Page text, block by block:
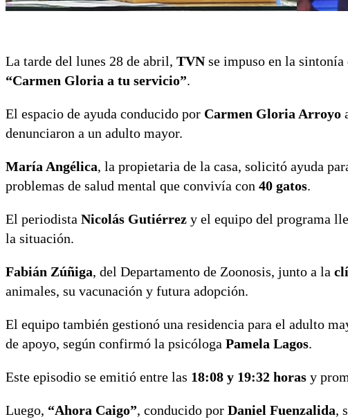
La tarde del lunes 28 de abril, TVNse impuso en la sintonía
“Carmen Gloria a tu servicio”.
El espacio de ayuda conducido por Carmen Gloria Arroyo
denunciaron a un adulto mayor.
María Angélica, la propietaria de la casa, solicitó ayuda
problemas de salud mental que convivía con 40 gatos.
El periodista Nicolás Gutiérrez y el equipo del programa
la situación.
Fabián Zúñiga, del Departamento de Zoonosis, junto a la
animales, su vacunación y futura adopción.
El equipo también gestionó una residencia para el adulto
de apoyo, según confirmó la psicóloga Pamela Lagos.
Este episodio se emitió entre las 18:08 y 19:32 horas y
Luego, “Ahora Caigo”, conducido por Daniel Fuenzalida,